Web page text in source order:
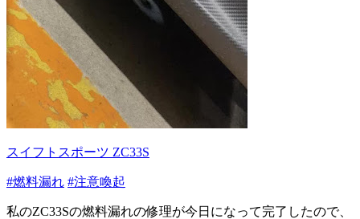
スイフトスポーツ ZC33S
#燃料漏れ #注意喚起
私のZC33Sの燃料漏れの修理が今日になって完了したので、